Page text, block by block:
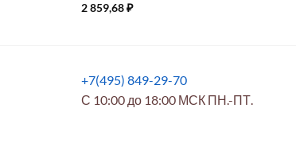
2 859,68₽
+7(495) 849-29-70
С 10:00 до 18:00 МСК ПН.-ПТ.